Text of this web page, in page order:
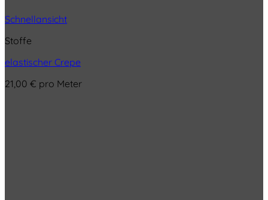
Schnellansicht
Stoffe
elastischer Crepe
21,00 € pro Meter